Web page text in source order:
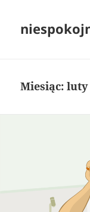
Miesiąc:luty